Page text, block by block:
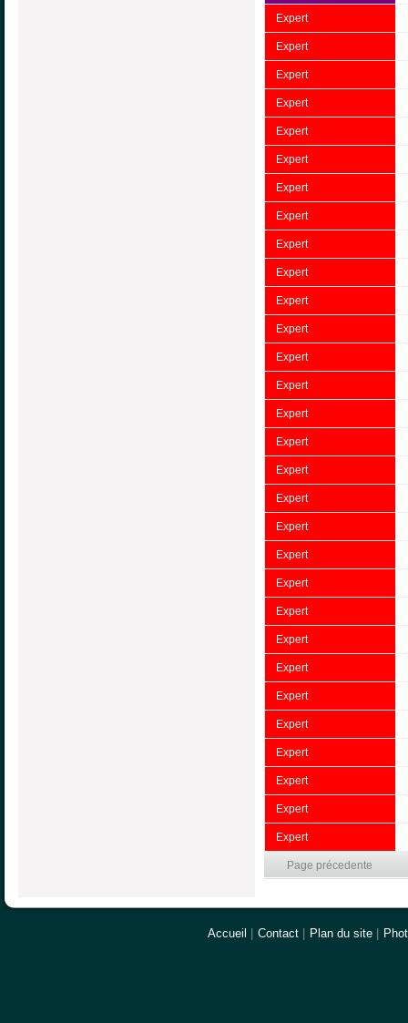
Expert
Expert
Expert
Expert
Expert
Expert
Expert
Expert
Expert
Expert
Expert
Expert
Expert
Expert
Expert
Expert
Expert
Expert
Expert
Expert
Expert
Expert
Expert
Expert
Expert
Expert
Expert
Expert
Expert
Expert
Page précedente
Accueil Contact Plan du site